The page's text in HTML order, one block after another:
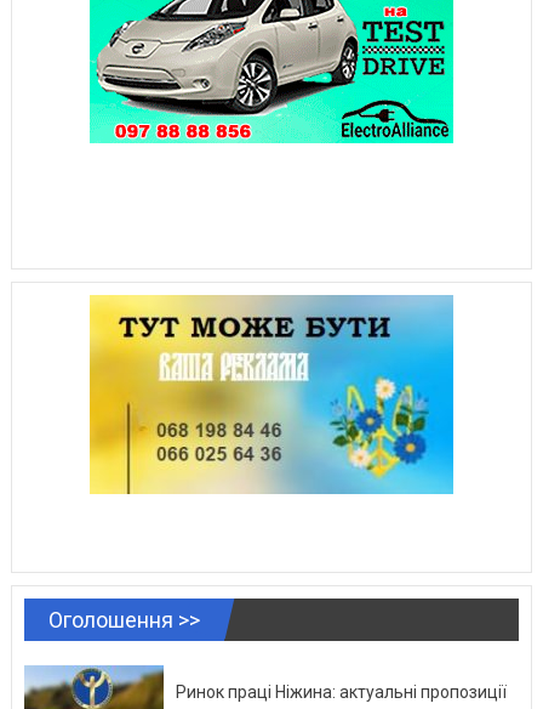
Оголошення >>
Ринок праці Ніжина: актуальні пропозиції